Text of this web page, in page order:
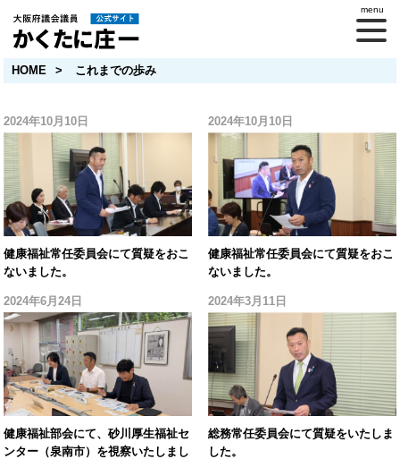
HOME これまでの歩み
2024年10月10日
健康福祉常任委員会にて質疑をおこ
ないました。
2024年10月10日
健康福祉常任委員会にて質疑をおこ
ないました。
2024年6月24日
健康福祉部会にて、砂川厚生福祉セ
ンター（泉南市）を視察いたしまし
2024年3月11日
総務常任委員会にて質疑をいたしま
した。